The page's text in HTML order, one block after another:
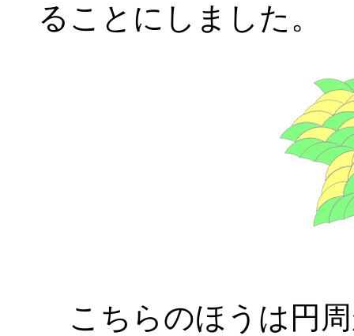
ることにしました。
こちらのほうは円